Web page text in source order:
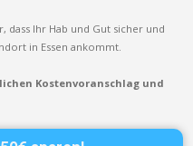
dass Ihr Hab und Gut sicher und
in Essen ankommt.
Kostenvoranschlag und